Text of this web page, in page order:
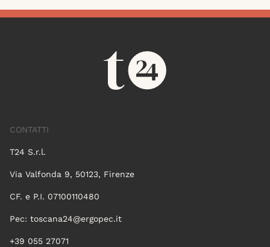
CONTATTI
T24 S.r.l.
Via Valfonda 9, 50123, Firenze
CF. e P.I. 07100110480
Pec: toscana24@ergopec.it
+39 055 27071